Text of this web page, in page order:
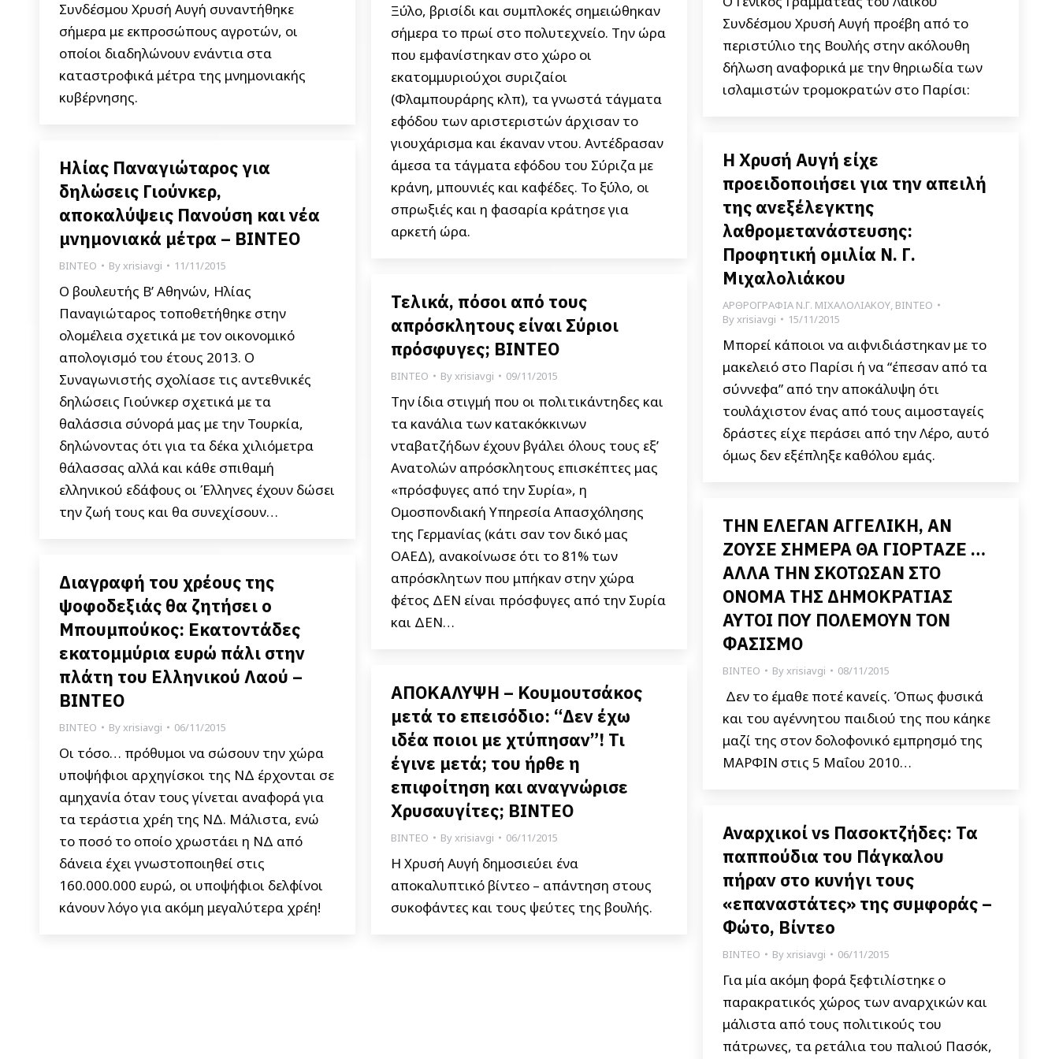
Συνδέσμου Χρυσή Αυγή συναντήθηκε
σήμερα με εκπροσώπους αγροτών, οι
οποίοι διαδηλώνουν ενάντια στα
καταστροφικά μέτρα της μνημονιακής
κυβέρνησης.
Ξύλο, βρισίδι και συμπλοκές σημειώθηκαν
σήμερα το πρωί στο πολυτεχνείο. Την ώρα
που εμφανίστηκαν στο χώρο οι
εκατομμυριούχοι συριζαίοι
(Φλαμπουράρης κλπ), τα γνωστά τάγματα
εφόδου των αριστεριστών άρχισαν το
γιουχάρισμα και έκαναν ντου. Αντέδρασαν
άμεσα τα τάγματα εφόδου του Σύριζα με
κράνη, μπουνιές και καφέδες. Το ξύλο, οι
σπρωξιές και η φασαρία κράτησε για
αρκετή ώρα.
Συνδέσμου Χρυσή Αυγή προέβη από το
περιστύλιο της Βουλής στην ακόλουθη
δήλωση αναφορικά με την θηριωδία των
ισλαμιστών τρομοκρατών στο Παρίσι:
Η Χρυσή Αυγή είχε
προειδοποιήσει για την απειλή
της ανεξέλεγκτης
λαθρομετανάστευσης:
Προφητική ομιλία Ν. Γ.
Μιχαλολιάκου
ΑΡΘΡΟΓΡΑΦΙΑ Ν.Γ. ΜΙΧΑΛΟΛΙΑΚΟΥ, ΒΙΝΤΕΟ
Byxrisiavgi 15/11/2015
Μπορεί κάποιοι να αιφνιδιάστηκαν με το
μακελειό στο Παρίσι ή να “έπεσαν από τα
σύννεφα” από την αποκάλυψη ότι
τουλάχιστον ένας από τους αιμοσταγείς
δράστες είχε περάσει από την Λέρο, αυτό
όμως δεν εξέπληξε καθόλου εμάς.
Ηλίας Παναγιώταρος για
δηλώσεις Γιούνκερ,
αποκαλύψεις Πανούση και νέα
μνημονιακά μέτρα – ΒΙΝΤΕΟ
ΒΙΝΤΕΟ Byxrisiavgi 11/11/2015
Ο βουλευτής Β’ Αθηνών, Ηλίας
Παναγιώταρος τοποθετήθηκε στην
ολομέλεια σχετικά με τον οικονομικό
απολογισμό του έτους 2013. Ο
Συναγωνιστής σχολίασε τις αντεθνικές
δηλώσεις Γιούνκερ σχετικά με τα
θαλάσσια σύνορά μας με την Τουρκία,
δηλώνοντας ότι για τα δέκα χιλιόμετρα
θάλασσας αλλά και κάθε σπιθαμή
ελληνικού εδάφους οι Έλληνες έχουν δώσει
την ζωή τους και θα συνεχίσουν…
Τελικά, πόσοι από τους
απρόσκλητους είναι Σύριοι
πρόσφυγες; ΒΙΝΤΕΟ
ΒΙΝΤΕΟ Byxrisiavgi 09/11/2015
Την ίδια στιγμή που οι πολιτικάντηδες και
τα κανάλια των κατακόκκινων
νταβατζήδων έχουν βγάλει όλους τους εξ’
Ανατολών απρόσκλητους επισκέπτες μας
«πρόσφυγες από την Συρία», η
Ομοσπονδιακή Υπηρεσία Απασχόλησης
της Γερμανίας (κάτι σαν τον δικό μας
ΟΑΕΔ), ανακοίνωσε ότι το 81% των
απρόσκλητων που μπήκαν στην χώρα
φέτος ΔΕΝ είναι πρόσφυγες από την Συρία
και ΔΕΝ…
ΤΗΝ ΕΛΕΓΑΝ ΑΓΓΕΛΙΚΗ, ΑΝ
ΖΟΥΣΕ ΣΗΜΕΡΑ ΘΑ ΓΙΟΡΤΑΖΕ …
ΑΛΛΑ ΤΗΝ ΣΚΟΤΩΣΑΝ ΣΤΟ
ΟΝΟΜΑ ΤΗΣ ΔΗΜΟΚΡΑΤΙΑΣ
ΑΥΤΟΙ ΠΟΥ ΠΟΛΕΜΟΥΝ ΤΟΝ
ΦΑΣΙΣΜΟ
ΒΙΝΤΕΟ Byxrisiavgi 08/11/2015
Δεν το έμαθε ποτέ κανείς. Όπως φυσικά
και του αγέννητου παιδιού της που κάηκε
μαζί της στον δολοφονικό εμπρησμό της
ΜΑΡΦΙΝ στις 5 Μαΐου 2010…
Διαγραφή του χρέους της
ψοφοδεξιάς θα ζητήσει ο
Μπουμπούκος: Εκατοντάδες
εκατομμύρια ευρώ πάλι στην
πλάτη του Ελληνικού Λαού –
ΒΙΝΤΕΟ
ΒΙΝΤΕΟ Byxrisiavgi 06/11/2015
Οι τόσο… πρόθυμοι να σώσουν την χώρα
υποψήφιοι αρχηγίσκοι της ΝΔ έρχονται σε
αμηχανία όταν τους γίνεται αναφορά για
τα τεράστια χρέη της ΝΔ. Μάλιστα, ενώ
το ποσό το οποίο χρωστάει η ΝΔ από
δάνεια έχει γνωστοποιηθεί στις
160.000.000 ευρώ, οι υποψήφιοι δελφίνοι
κάνουν λόγο για ακόμη μεγαλύτερα χρέη!
ΑΠΟΚΑΛΥΨΗ – Κουμουτσάκος
μετά το επεισόδιο: “Δεν έχω
ιδέα ποιοι με χτύπησαν”! Τι
έγινε μετά; του ήρθε η
επιφοίτηση και αναγνώρισε
Χρυσαυγίτες; ΒΙΝΤΕΟ
ΒΙΝΤΕΟ Byxrisiavgi 06/11/2015
Η Χρυσή Αυγή δημοσιεύει ένα
αποκαλυπτικό βίντεο – απάντηση στους
συκοφάντες και τους ψεύτες της βουλής.
Αναρχικοί vs Πασοκτζήδες: Τα
παππούδια του Πάγκαλου
πήραν στο κυνήγι τους
«επαναστάτες» της συμφοράς –
Φώτο, Βίντεο
ΒΙΝΤΕΟ Byxrisiavgi 06/11/2015
Για μία ακόμη φορά ξεφτιλίστηκε ο
παρακρατικός χώρος των αναρχικών και
μάλιστα από τους πολιτικούς του
πάτρωνες, τα ρετάλια του παλιού Πασόκ,